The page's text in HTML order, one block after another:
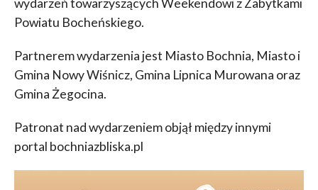
Powiatu Bocheńskiego.
Partnerem wydarzenia jest Miasto Bochnia, Miasto i
Gmina Nowy Wiśnicz, Gmina Lipnica Murowana oraz
Gmina Żegocina.
Patronat nad wydarzeniem objął między innymi
portal bochniazbliska.pl